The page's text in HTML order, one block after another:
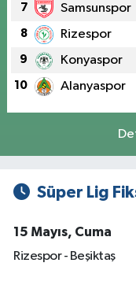
7 Samsunspor
8 Rizespor
9 Konyaspor
10 Alanyaspor
Süper Lig
15 Mayıs, Cuma
Rizespor - Beşiktaş